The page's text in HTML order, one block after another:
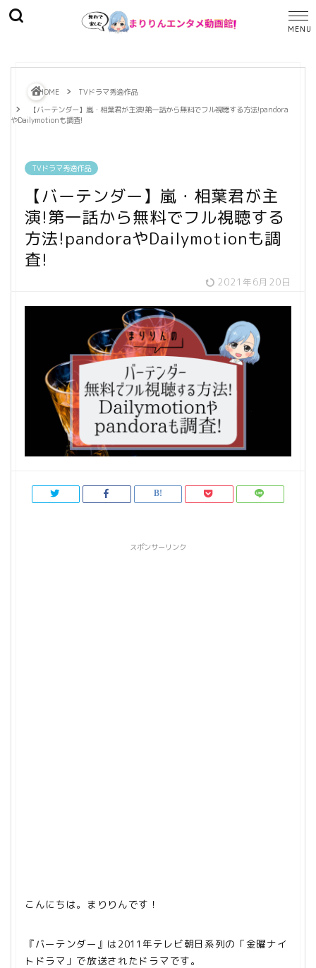
HOME
TVドラマ秀逸作品
【バーテンダー】嵐・相葉君が主演!第一話から無料でフル視聴する方法!pandora
やDailymotionも調査!
TVドラマ秀逸作品
【バーテンダー】嵐・相葉君が主
演!第一話から無料でフル視聴する
方法!pandoraやDailymotionも調
査!
2021年6月20日
スポンサーリンク
こんにちは。まりりんです！
『バーテンダー』は2011年テレビ朝日系列の「金曜ナイ
トドラマ」で放送されたドラマです。